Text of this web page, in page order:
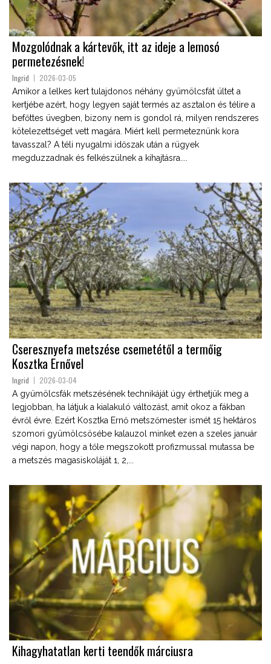
Mozgolódnak a kártevők, itt az ideje a lemosó
permetezésnek!
Ingrid 2026-03-05
Amikor a lelkes kert tulajdonos néhány gyümölcsfát ültet a
kertjébe azért, hogy legyen saját termés az asztalon és télire a
befőttes üvegben, bizony nem is gondol rá, milyen rendszeres
kötelezettséget vett magára. Miért kell permeteznünk kora
tavasszal? A téli nyugalmi időszak után a rügyek
megduzzadnak és felkészülnek a kihajtásra....
Cseresznyefa metszése csemetétől a termőig
Kosztka Ernővel
Ingrid 2026-03-04
A gyümölcsfák metszésének technikáját úgy érthetjük meg a
legjobban, ha látjuk a kialakuló változást, amit okoz a fákban
évről évre. Ezért Kosztka Ernő metszőmester ismét 15 hektáros
szomori gyümölcsösébe kalauzol minket ezen a szeles január
végi napon, hogy a tőle megszokott profizmussal mutassa be
a metszés magasiskoláját 1, 2,...
Kihagyhatatlan kerti teendők márciusra